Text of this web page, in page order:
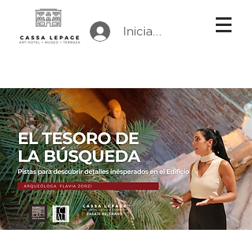
Iniciar sesión